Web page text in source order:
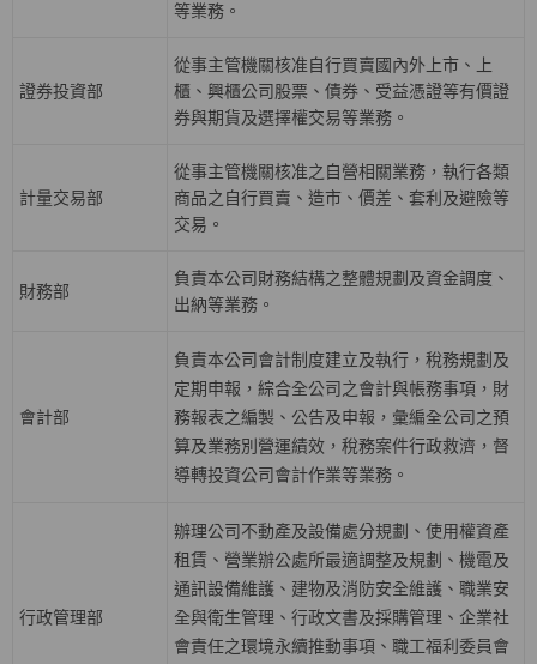
等業務。
證券投資部
從事主管機關核准自行買賣國內外上市、上
櫃、興櫃公司股票、債券、受益憑證等有價證
券與期貨及選擇權交易等業務。
計量交易部
從事主管機關核准之自營相關業務，執行各類
商品之自行買賣、造市、價差、套利及避險等
交易。
財務部
負責本公司財務結構之整體規劃及資金調度、
出納等業務。
會計部
負責本公司會計制度建立及執行，稅務規劃及
定期申報，綜合全公司之會計與帳務事項，財
務報表之編製、公告及申報，彙編全公司之預
算及業務別營運績效，稅務案件行政救濟，督
導轉投資公司會計作業等業務。
行政管理部
辦理公司不動產及設備處分規劃、使用權資產
租賃、營業辦公處所最適調整及規劃、機電及
通訊設備維護、建物及消防安全維護、職業安
全與衛生管理、行政文書及採購管理、企業社
會責任之環境永續推動事項、職工福利委員會